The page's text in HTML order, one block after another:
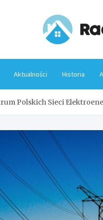
Aktualności Historia
Polskich Sieci